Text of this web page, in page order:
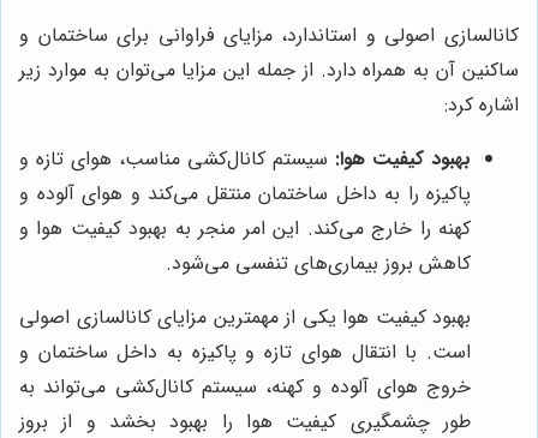
کانالسازی اصولی و استاندارد، مزایای فراوانی برای ساختمان و
ساکنین آن به همراه دارد. از جمله این مزایا می‌توان به موارد زیر
اشاره کرد:
بهبود کیفیت هوا: سیستم کانال‌کشی مناسب، هوای تازه و
پاکیزه را به داخل ساختمان منتقل می‌کند و هوای آلوده و
کهنه را خارج می‌کند. این امر منجر به بهبود کیفیت هوا و
کاهش بروز بیماری‌های تنفسی می‌شود.
بهبود کیفیت هوا یکی از مهمترین مزایای کانالسازی اصولی
است. با انتقال هوای تازه و پاکیزه به داخل ساختمان و
خروج هوای آلوده و کهنه، سیستم کانال‌کشی می‌تواند به
طور چشمگیری کیفیت هوا را بهبود بخشد و از بروز